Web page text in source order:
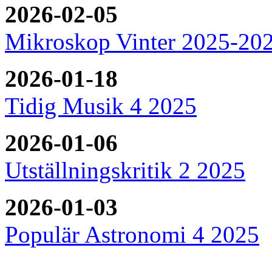
2026-02-05
Mikroskop Vinter 2025-
2026-01-18
Tidig Musik 4 2025
2026-01-06
Utställningskritik 2 2025
2026-01-03
Populär Astronomi 4 2025